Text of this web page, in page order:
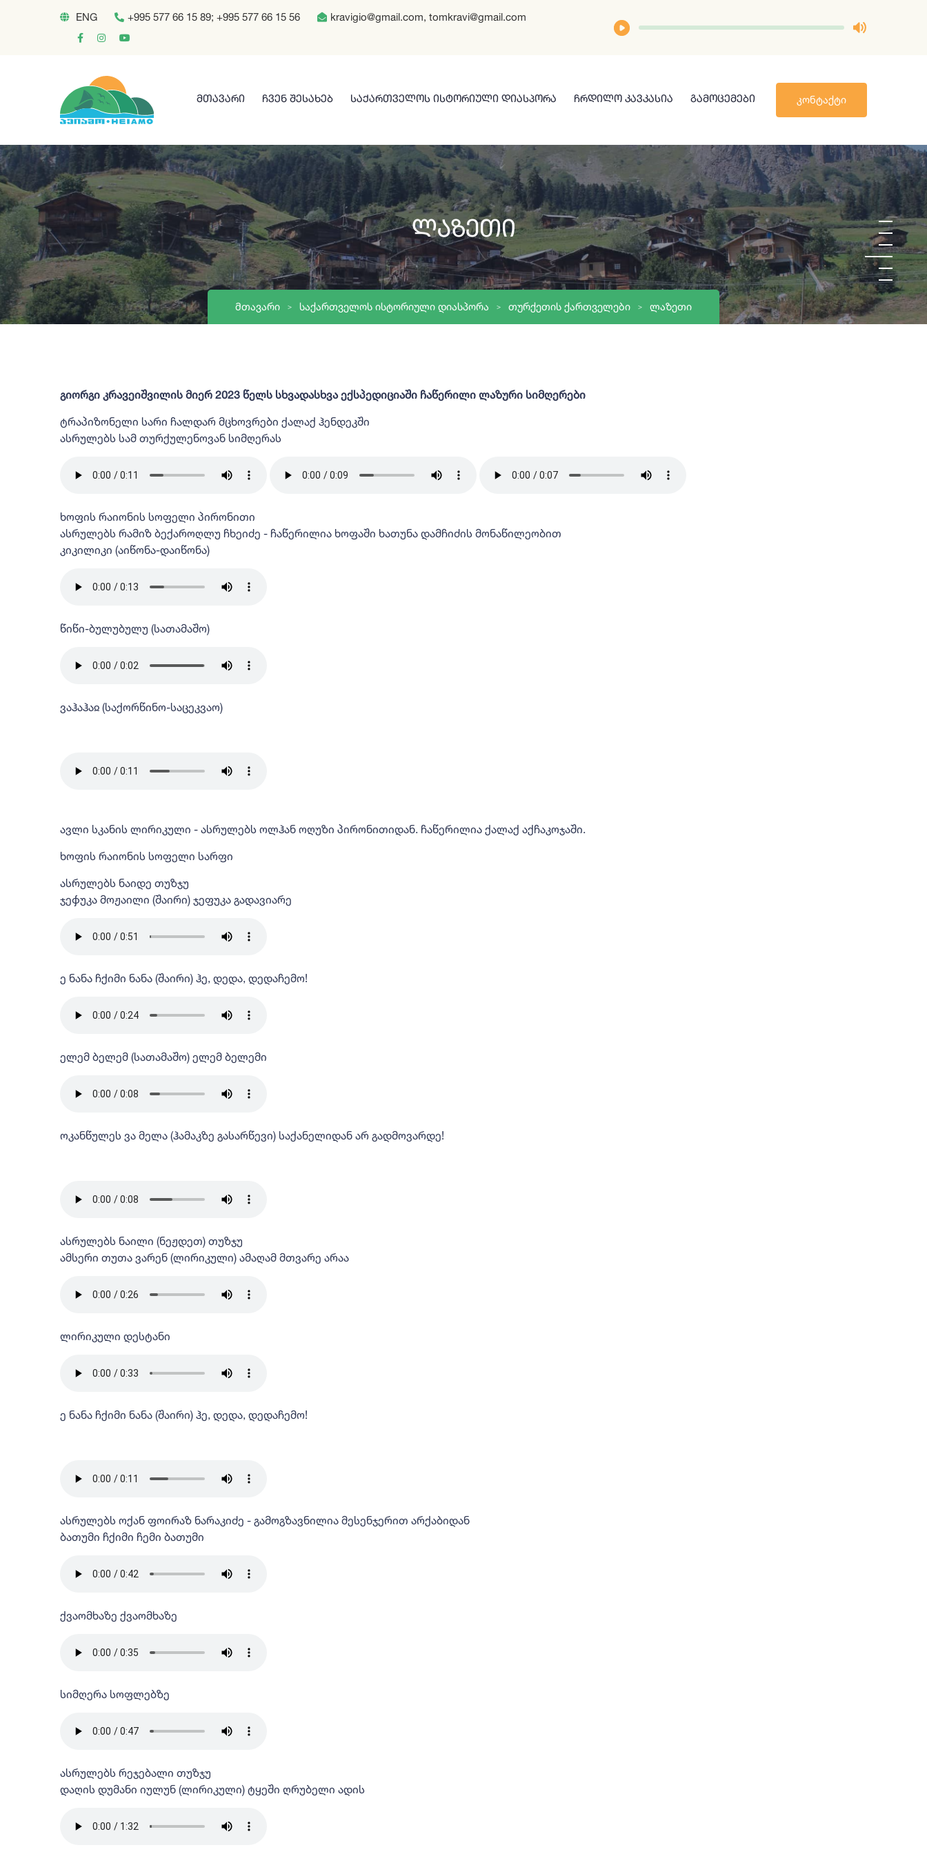
ENG +995 577 66 15 89; +995 577 66 15 56 kravigio@gmail.com, tomkravi@gmail.com
ᲛᲗᲐᲕᲐᲠᲘ ᲩᲕᲔᲜ ᲨᲔᲡᲐᲮᲔᲑ ᲡᲐᲥᲐᲠᲗᲕᲔᲚᲝᲡ ᲘᲡᲢᲝᲠᲘᲣᲚᲘ ᲓᲘᲐᲡᲞᲝᲠᲐ ᲩᲠᲓᲘᲚᲝ ᲙᲐᲕᲙᲐᲡᲘᲐ ᲒᲐᲛᲝᲪᲔᲛᲔᲑᲘ ᲙᲝᲜᲢᲐᲥᲢᲘ
Ლაზეთი
ᲛᲗᲐᲕᲐᲠᲘ ᲡᲐᲥᲐᲠᲗᲕᲔᲚᲝᲡ ᲘᲡᲢᲝᲠᲘᲣᲚᲘ ᲓᲘᲐᲡᲞᲝᲠᲐ ᲗᲣᲠᲥᲔᲗᲘᲡ ᲥᲐᲠᲗᲕᲔᲚᲔᲑᲘ ᲚᲐᲖᲔᲗᲘ
გიორგი კრავეიშვილის მიერ 2023 წელს სხვადასხვა ექსპედიციაში ჩაწერილი ლაზური სიმღერები
ტრაპიზონელი სარი ჩალდარ მცხოვრები ქალაქ ჰენდეკში
ასრულებს სამ თურქულენოვან სიმღერას
ხოფის რაიონის სოფელი პირონითი
ასრულებს რამიზ ბექაროღლუ ჩხეიძე - ჩაწერილია ხოფაში ხათუნა დამჩიძის მონაწილეობით
კიკილიკი (აიწონა-დაიწონა)
წიწი-ბულუბულუ (სათამაშო)
ვაჰაჰაჲ (საქორწინო-საცეკვაო)
ავლი სკანის ლირიკული - ასრულებს ოლჰან ოღუზი პირონითიდან. ჩაწერილია ქალაქ აქჩაკოჯაში.
ხოფის რაიონის სოფელი სარფი
ასრულებს ნაიდე თუზჯუ
ჯეჶუკა მოჟაილი (შაირი) ჯეფუკა გადავიარე
ე ნანა ჩქიმი ნანა (შაირი) ჰე, დედა, დედაჩემო!
ელემ ბელემ (სათამაშო) ელემ ბელემი
ოკანწულეს ვა მელა (ჰამაკზე გასარწევი) საქანელიდან არ გადმოვარდე!
ასრულებს ნაილი (ნეჟდეთ) თუზჯუ
ამსერი თუთა ვარენ (ლირიკული) ამაღამ მთვარე არაა
ლირიკული დესტანი
ე ნანა ჩქიმი ნანა (შაირი) ჰე, დედა, დედაჩემო!
ასრულებს ოქან ფოირაზ ნარაკიძე - გამოგზავნილია მესენჯერით არქაბიდან
ბათუმი ჩქიმი ჩემი ბათუმი
ქვაომხაზე ქვაომხაზე
სიმღერა სოფლებზე
ასრულებს რეჯებალი თუზჯუ
დაღის დუმანი იულუნ (ლირიკული) ტყეში ღრუბელი ადის